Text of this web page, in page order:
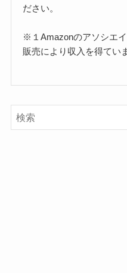
ださい。
※１Amazonのアソシエ
販売により収入を得てい